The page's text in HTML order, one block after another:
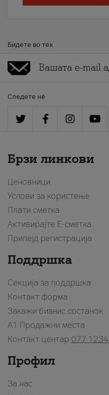
Бидете во тек
Следете нè
Брзи линкови
Ценовници
Услови за користење
Плати сметка
Активирајте Е-сметка
Припејд регистрација
Поддршка
Секција за поддршка
Контакт форма
Закажи бизнис состанок
A1 Продажни места
Контакт центар 077 1234
Профил
За нас